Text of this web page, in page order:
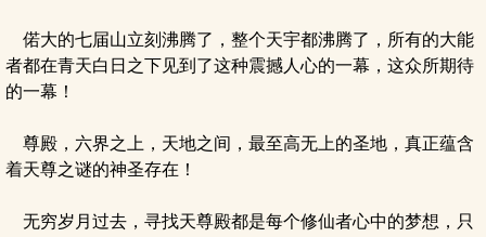
偌大的七届山立刻沸腾了，整个天宇都沸腾了，所有的大能
者都在青天白日之下见到了这种震撼人心的一幕，这众所期待
的一幕！
尊殿，六界之上，天地之间，最至高无上的圣地，真正蕴含
着天尊之谜的神圣存在！
无穷岁月过去，寻找天尊殿都是每个修仙者心中的梦想，只